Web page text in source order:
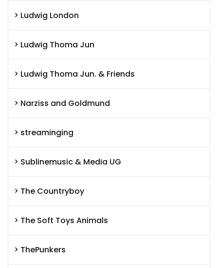
Ludwig London
Ludwig Thoma Jun
Ludwig Thoma Jun. & Friends
Narziss and Goldmund
streaminging
Sublinemusic & Media UG
The Countryboy
The Soft Toys Animals
ThePunkers